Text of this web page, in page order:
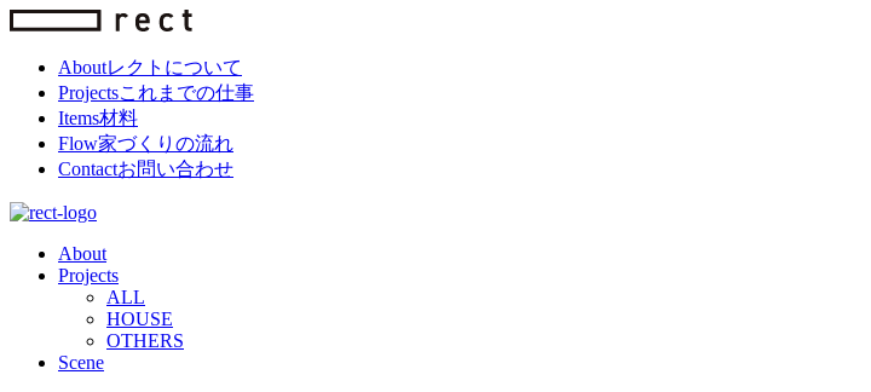
Aboutレクトについて
Projectsこれまでの仕事
Items材料
Flow家づくりの流れ
Contactお問い合わせ
About
Projects
ALL
HOUSE
OTHERS
Scene